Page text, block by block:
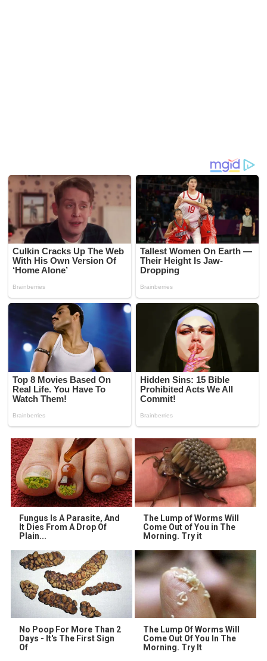
Fungus Is A Parasite, And
It Dies From A Drop Of
Plain...
The Lump of Worms Will
Come Out of You in The
Morning. Try it
No Poop For More Than 2
Days - It's The First Sign
Of
The Lump Of Worms Will
Come Out Of You In The
Morning. Try It